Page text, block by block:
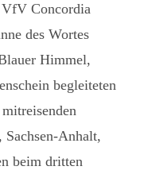
VfV Concordia
des Wortes
Himmel,
begleiteten
Sachsen-Anhalt,
beim dritten